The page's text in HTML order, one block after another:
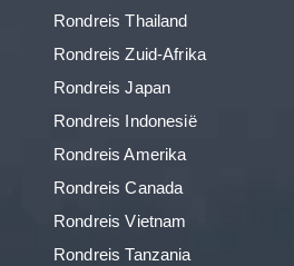
Rondreis Thailand
Rondreis Zuid-Afrika
Rondreis Japan
Rondreis Indonesië
Rondreis Amerika
Rondreis Canada
Rondreis Vietnam
Rondreis Tanzania